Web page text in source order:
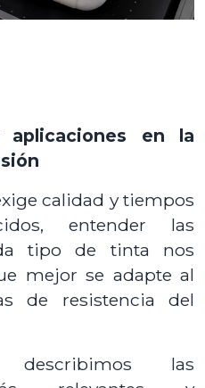
en la
calidad y tiempos
entender las
tipo de tinta nos
mejor se adapte al
de resistencia del
las